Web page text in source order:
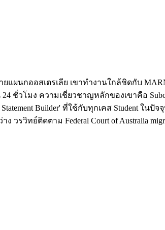
ยแผนกออสเตรเลีย เขาทำงานใกล้ชิดกับ
ชั่วโมง ความเชี่ยวชาญหลักของเขาคือ
Builder' ที่ใช้กับทุกเคส Student ใน
ง วรวิทย์ติดตาม Federal Court of Australia